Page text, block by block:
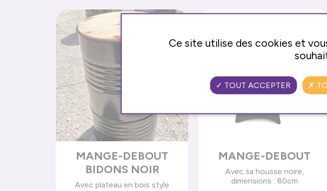
MANGE-DEBOUT
BIDONS NOIR
Avec plateau en bois style
MANGE-DEBOUT
Avec sa housse noire,
dimensions : 80cm
Ce site utilise des cookies et
TOUT ACCEPTER